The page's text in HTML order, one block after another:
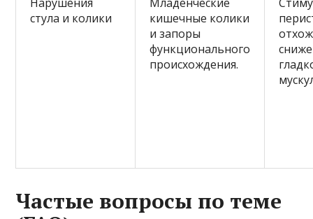
стула и колики
кишечные колики
и запоры
функционального
происхождения.
Частые вопросы по теме